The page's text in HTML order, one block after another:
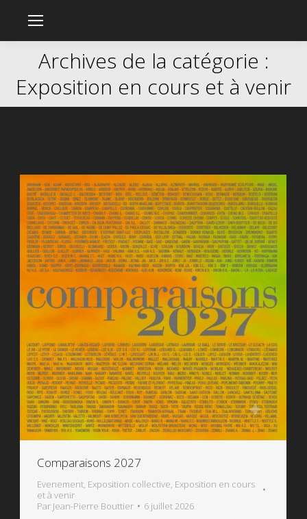
Archives de la catégorie :
Exposition en cours et à venir
Comparaisons 2027
Evenement, Exposition collective, Exposition en cours
et à venir
Par Jean-Pierre Bouttier 6 juillet 2026